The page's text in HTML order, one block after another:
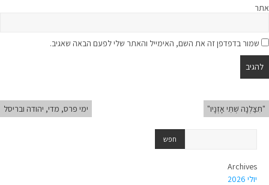
אתר
שמור בדפדפן זה את השם, האימייל והאתר שלי לפעם הבאה שאגיב.
"תִּצַּלְנָה שְׁתֵּי אָזְנָיו" ימי פרס, מדי, יהודה ובריסל
Archives
יולי 2026